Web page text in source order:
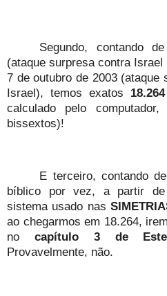
Segundo, contando
(ataque surpresa contra
7 de outubro de 2003 (ataque
Israel), temos exatos 18.264
calculado pelo
bissextos)!
E terceiro, contando
bíblico por vez, a partir
sistema usado nas
ao chegarmos em 18.264,
no capítulo 3 de
Provavelmente, não.